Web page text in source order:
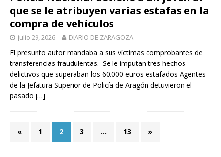
que se le atribuyen varias estafas en la
compra de vehículos
julio 29, 2026 DIARIO DE ZARAGOZA
El presunto autor mandaba a sus víctimas comprobantes de
transferencias fraudulentas. Se le imputan tres hechos
delictivos que superaban los 60.000 euros estafados Agentes
de la Jefatura Superior de Policía de Aragón detuvieron el
pasado […]
« 1 2 3 … 13 »